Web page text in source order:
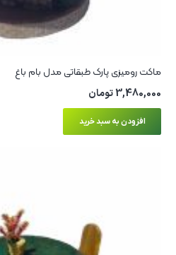
ماکت رومیزی پارک طبقاتی مدل بام‌ باغ
3,480,000تومان
افزودن به سبد خرید